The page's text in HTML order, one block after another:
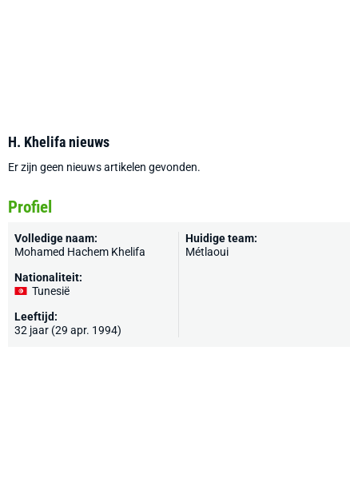
H. Khelifa nieuws
Er zijn geen nieuws artikelen gevonden.
Profiel
Volledige naam:
Mohamed Hachem Khelifa
Nationaliteit:
Tunesië
Leeftijd:
32 jaar (29 apr. 1994)
Huidige team:
Métlaoui